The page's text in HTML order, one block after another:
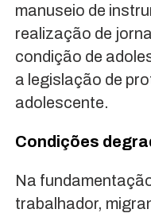
manuseio de
realização de
condição de
a legislação de
adolescente.
Condições
Na
trabalhador,